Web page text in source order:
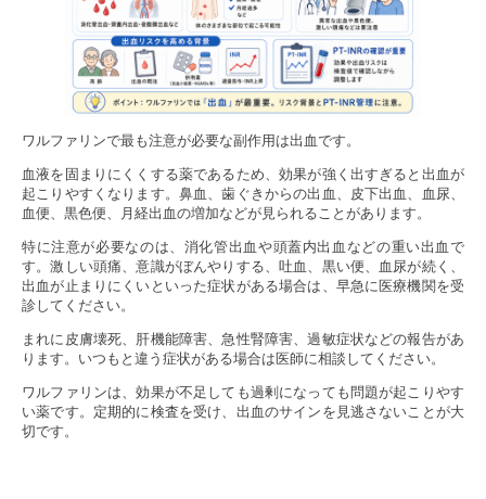
ワルファリンで最も注意が必要な副作用は出血です。
血液を固まりにくくする薬であるため、効果が強く出すぎると出血が
起こりやすくなります。鼻血、歯ぐきからの出血、皮下出血、血尿、
血便、黒色便、月経出血の増加などが見られることがあります。
特に注意が必要なのは、消化管出血や頭蓋内出血などの重い出血で
す。激しい頭痛、意識がぼんやりする、吐血、黒い便、血尿が続く、
出血が止まりにくいといった症状がある場合は、早急に医療機関を受
診してください。
まれに皮膚壊死、肝機能障害、急性腎障害、過敏症状などの報告があ
ります。いつもと違う症状がある場合は医師に相談してください。
ワルファリンは、効果が不足しても過剰になっても問題が起こりやす
い薬です。定期的に検査を受け、出血のサインを見逃さないことが大
切です。